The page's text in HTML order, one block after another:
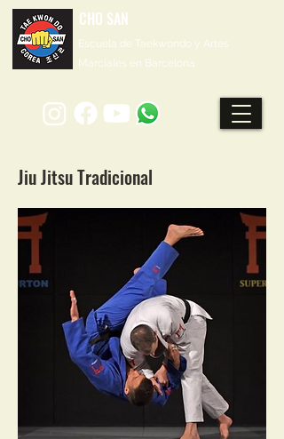
CHO SAN
Escuela de Taekwondo y Artes
Marciales en Barcelona
Jiu Jitsu Tradicional